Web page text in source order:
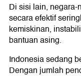
Di sisi lain,
secara efektif
kemiskinan,
bantuan asing.
Indonesia sedang
Dengan jumlah